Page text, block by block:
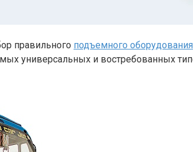
правильного подъемного оборудования
универсальных и востребованных